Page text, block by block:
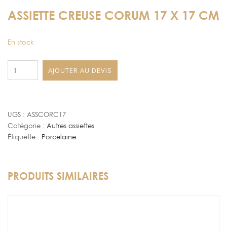
ASSIETTE CREUSE CORUM 17 X 17 CM
En stock
de
Corum
17
x
AJOUTER AU DEVIS
UGS : ASSCORC17
Catégorie : Autres assiettes
Étiquette : Porcelaine
PRODUITS SIMILAIRES